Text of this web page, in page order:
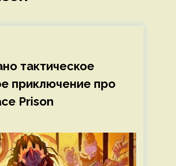
тактическое
приключение про
Prison